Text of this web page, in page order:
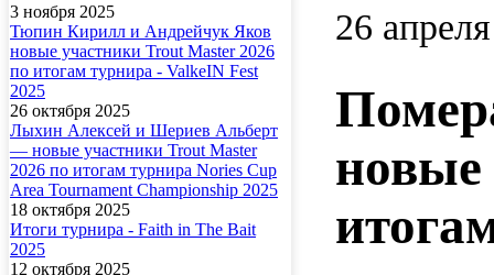
3 ноября 2025
Тюпин Кирилл и Андрейчук Яков
новые участники Trout Master 2026
по итогам турнира - ValkeIN Fest
2025
26 октября 2025
Лыхин Алексей и Шериев Альберт
— новые участники Trout Master
2026 по итогам турнира Nories Cup
Area Tournament Championship 2025
18 октября 2025
Итоги турнира - Faith in The Bait
2025
12 октября 2025
26
новые